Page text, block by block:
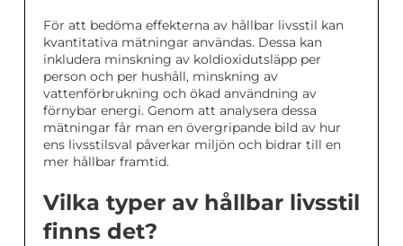
För att bedöma effekterna av hållbar livsstil kan
kvantitativa mätningar användas. Dessa kan
inkludera minskning av koldioxidutsläpp per
person och per hushåll, minskning av
vattenförbrukning och ökad användning av
förnybar energi. Genom att analysera dessa
mätningar får man en övergripande bild av hur
ens livsstilsval påverkar miljön och bidrar till en
mer hållbar framtid.
Vilka typer av hållbar livsstil
finns det?